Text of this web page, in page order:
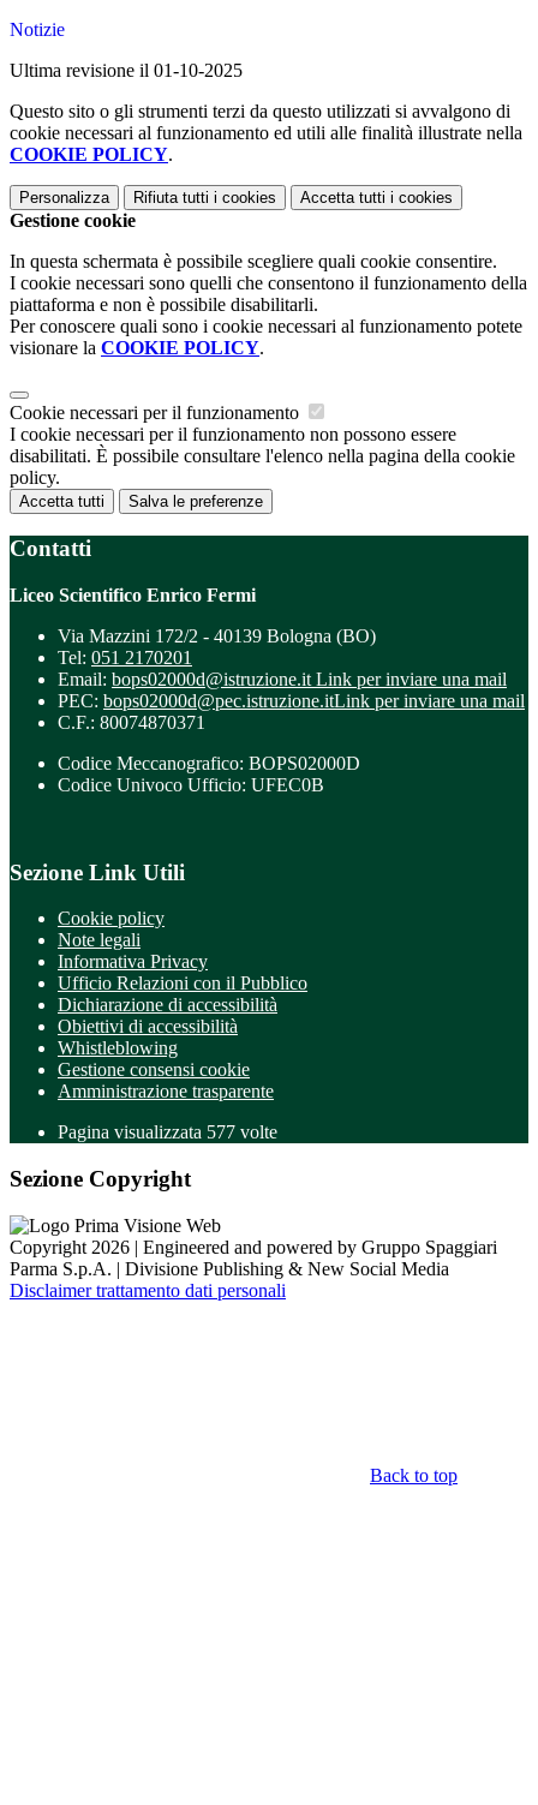
Notizie
Ultima revisione il 01-10-2025
Questo sito o gli strumenti terzi da questo utilizzati si avvalgono di
cookie necessari al funzionamento ed utili alle finalità illustrate nella
COOKIE POLICY.
Personalizza Rifiuta tutti i cookies Accetta tutti i cookies
Gestione cookie
In questa schermata è possibile scegliere quali cookie consentire.
I cookie necessari sono quelli che consentono il funzionamento della
piattaforma e non è possibile disabilitarli.
Per conoscere quali sono i cookie necessari al funzionamento potete
visionare la COOKIE POLICY.
Cookie necessari per il funzionamento
I cookie necessari per il funzionamento non possono essere
disabilitati. È possibile consultare l'elenco nella pagina della cookie
policy.
Accetta tutti Salva le preferenze
Contatti
Liceo Scientifico Enrico Fermi
Via Mazzini 172/2 - 40139 Bologna (BO)
Tel: 051 2170201
Email: bops02000d@istruzione.it Link per inviare una mail
PEC: bops02000d@pec.istruzione.itLink per inviare una mail
C.F.: 80074870371
Codice Meccanografico: BOPS02000D
Codice Univoco Ufficio: UFEC0B
Sezione Link Utili
Cookie policy
Note legali
Informativa Privacy
Ufficio Relazioni con il Pubblico
Dichiarazione di accessibilità
Obiettivi di accessibilità
Whistleblowing
Gestione consensi cookie
Amministrazione trasparente
Pagina visualizzata 577 volte
Sezione Copyright
Copyright 2026 | Engineered and powered by Gruppo Spaggiari
Parma S.p.A. | Divisione Publishing & New Social Media
Disclaimer trattamento dati personali
Back to top